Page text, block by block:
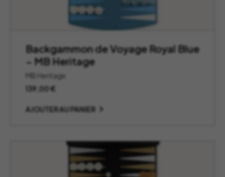
Backgammon de Voyage Royal Blue
– MB Heritage
MB Heritage
139,00€
AJOUTER AU PANIER